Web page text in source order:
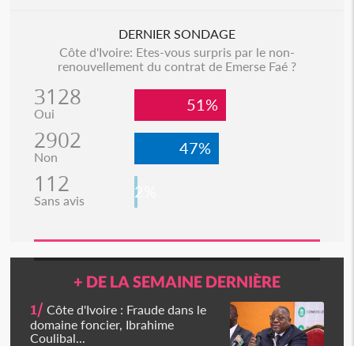
DERNIER SONDAGE
Côte d'Ivoire: Etes-vous surpris par le non-
renouvellement du contrat de Emerse Faé ?
3128
Oui 51%
2902
Non 47%
112
Sans avis 2%
+ DE LA SEMAINE DERNIÈRE
1/ Côte d'Ivoire : Fraude dans le
domaine foncier, Ibrahime
Coulibal...